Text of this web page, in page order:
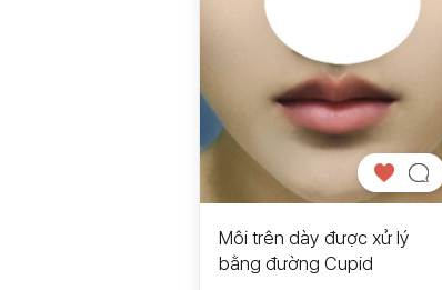
Môi trên dày được xử lý
bằng đường Cupid